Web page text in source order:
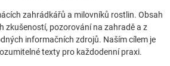
zahrádkářů a milovníků rostlin. Obsah
zkušeností, pozorování na zahradě a z
informačních zdrojů. Naším cílem je
texty pro každodenní praxi.